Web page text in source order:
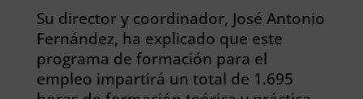
Su director y coordinador, José Antonio
Fernández, ha explicado que este
programa de formación para el
empleo impartirá un total de 1.695